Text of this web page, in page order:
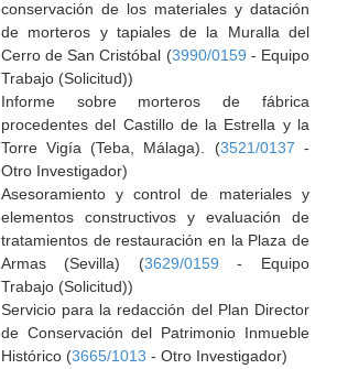
conservación de los materiales y datación
de morteros y tapiales de la Muralla del
Cerro de San Cristóbal (3990/0159 - Equipo
Trabajo (Solicitud))
Informe sobre morteros de fábrica
procedentes del Castillo de la Estrella y la
Torre Vigía (Teba, Málaga). (3521/0137 -
Otro Investigador)
Asesoramiento y control de materiales y
elementos constructivos y evaluación de
tratamientos de restauración en la Plaza de
Armas (Sevilla) (3629/0159 - Equipo
Trabajo (Solicitud))
Servicio para la redacción del Plan Director
de Conservación del Patrimonio Inmueble
Histórico (3665/1013 - Otro Investigador)